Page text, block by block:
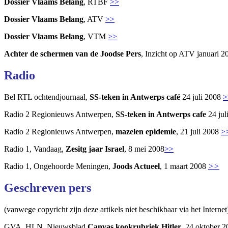
Dossier Vlaams Belang, RTBF >>
Dossier Vlaams Belang, ATV >>
Dossier Vlaams Belang, VTM >>
Achter de schermen van de Joodse Pers, Inzicht op ATV januari
Radio
Bel RTL ochtendjournaal, SS-teken in Antwerps café 24 juli 2008
Radio 2 Regionieuws Antwerpen, SS-teken in Antwerps cafe 24
Radio 2 Regionieuws Antwerpen, mazelen epidemie, 21 juli 2008
Radio 1, Vandaag, Zesitg jaar Israel, 8 mei 2008>>
Radio 1, Ongehoorde Meningen, Joods Actueel, 1 maart 2008 >>
Geschreven pers
(vanwege copyricht zijn deze artikels niet beschikbaar via het